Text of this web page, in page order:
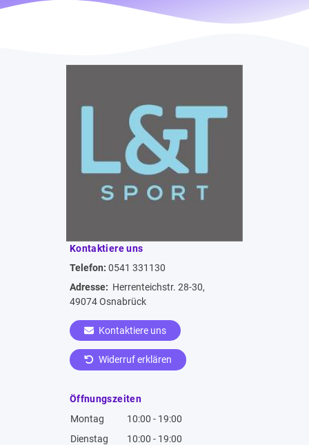
Kontaktiere uns
Telefon: 0541 331130
Adresse: Herrenteichstr. 28-30,
49074 Osnabrück
Kontaktiere uns
Widerruf erklären
Öffnungszeiten
Montag
10:00 - 19:00
Dienstag
10:00 - 19:00